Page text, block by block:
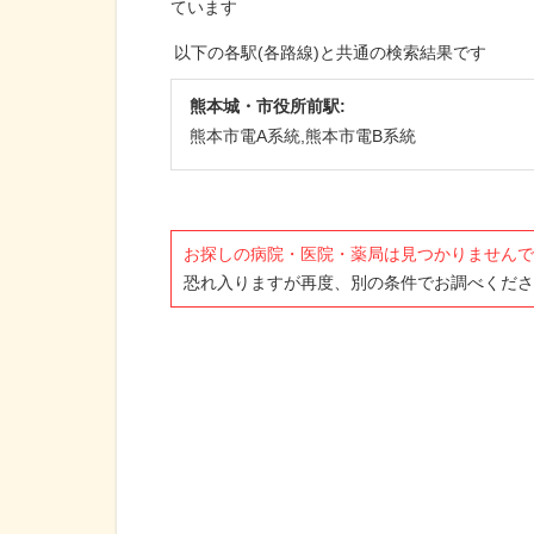
ています
以下の各駅(各路線)と共通の検索結果です
熊本城・市役所前駅:
熊本市電A系統,熊本市電B系統
お探しの病院・医院・薬局は見つかりませんで
恐れ入りますが再度、別の条件でお調べくださ